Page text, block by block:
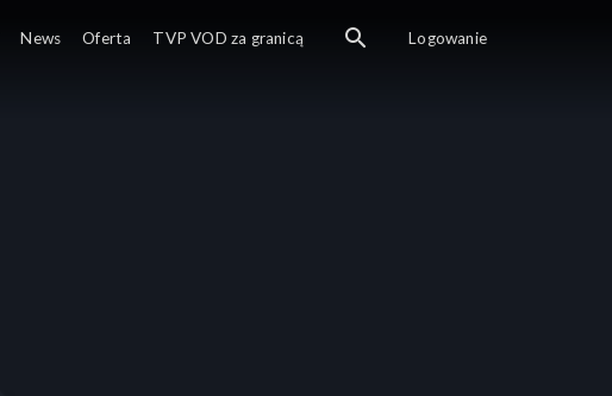
News Oferta TVP VOD za granicą Logowanie